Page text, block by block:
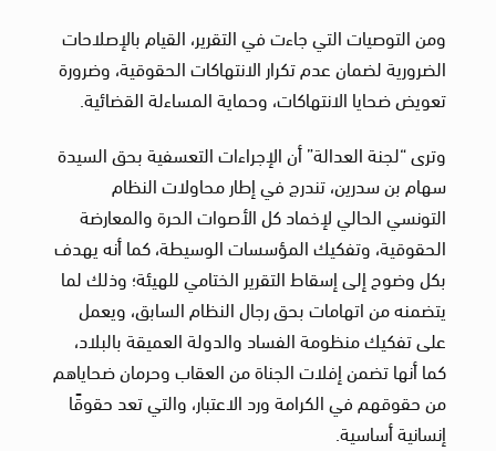
ومن التوصيات التي جاءت في التقرير، القيام بالإصلاحات
الضرورية لضمان عدم تكرار الانتهاكات الحقوقية، وضرورة
تعويض ضحايا الانتهاكات، وحماية المساءلة القضائية.
وترى “لجنة العدالة” أن الإجراءات التعسفية بحق السيدة
سهام بن سدرين، تندرج في إطار محاولات النظام
التونسي الحالي لإخماد كل الأصوات الحرة والمعارضة
الحقوقية، وتفكيك المؤسسات الوسيطة، كما أنه يهدف
بكل وضوح إلى إسقاط التقرير الختامي للهيئة؛ وذلك لما
يتضمنه من اتهامات بحق رجال النظام السابق، ويعمل
على تفكيك منظومة الفساد والدولة العميقة بالبلاد،
كما أنها تضمن إفلات الجناة من العقاب وحرمان ضحاياهم
من حقوقهم في الكرامة ورد الاعتبار، والتي تعد حقوقًا
إنسانية أساسية.